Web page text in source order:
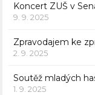
Koncert ZUŠ v
9. 9. 2025
Zpravodajem ke
2. 9. 2025
Soutěž mladých
1. 9. 2025